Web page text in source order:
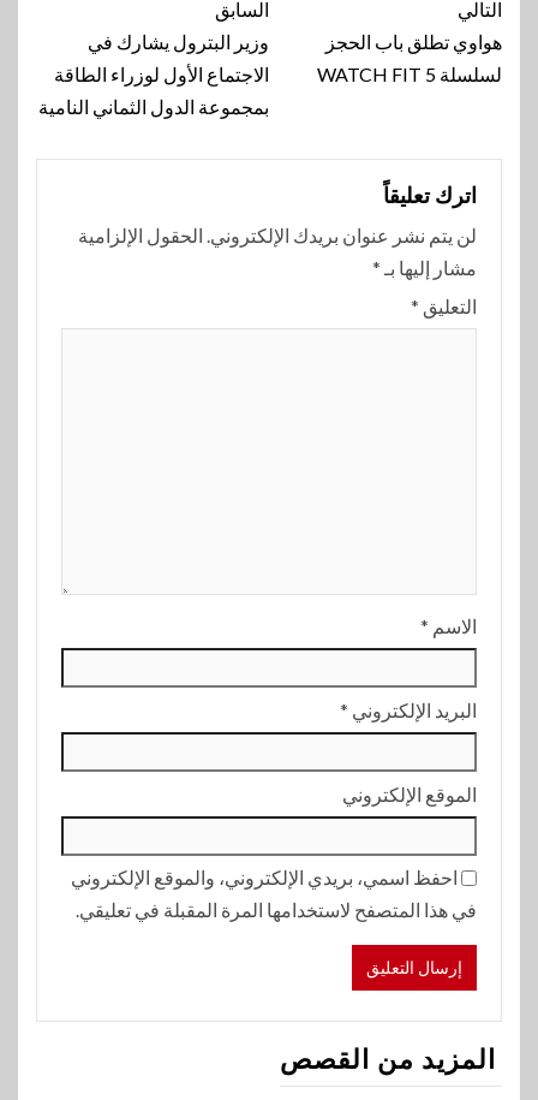
تنقل
المقالة
السابق
وزير البترول يشارك في
الاجتماع الأول لوزراء الطاقة
بمجموعة الدول الثماني النامية
التالي
هواوي تطلق باب الحجز
لسلسلة WATCH FIT 5
اترك تعليقاً
لن يتم نشر عنوان بريدك الإلكتروني. الحقول الإلزامية
مشار إليها بـ *
التعليق *
الاسم *
البريد الإلكتروني *
الموقع الإلكتروني
احفظ اسمي، بريدي الإلكتروني، والموقع الإلكتروني
في هذا المتصفح لاستخدامها المرة المقبلة في تعليقي.
المزيد من القصص